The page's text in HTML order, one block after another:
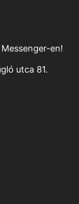
en!
utca 81.